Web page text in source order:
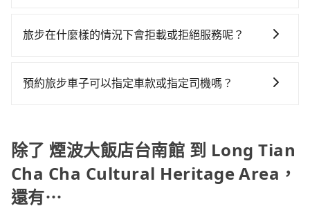
車或者要載其他乘客的人來說就有不小的風險。最後，
距離，在遇到下雨天或者載行李時，就顯得非常不便。
預約且品質穩定的tripool，可能更適合你。
淘汰顧客評分較低的司機，且車輛均要求5年內新車，司
因來自於自行研發的AI車輛調度演算法，能有效降低空
用到不熟悉的司機或者轉單給其他車行的情況比同行更
低，如此便反應在服務品質的控管會更佳。但tripool網
站上的價格是動態的，一般來說越早預訂價格越優，且
保證前一天中午以前均可全額取消退費，如已經決定好
指定車款服務的需求，可以先將您的需先提供旅步，會
旅步在什麼樣的情況下會拒載或拒絕服務呢？
原因，司機有權拒絕服務： 1) 當日搭車人數或行李超過
童的安全，依道路交通安全規則規定，四歲以下的孩童
必須乘坐兒童座椅。 3) 搭乘寵物友善專車卻沒有裝籠。
避免影響行車安全，請您務將寵物置入提籠或提袋內。
預約旅步車子可以指定車款或指定司機嗎？
booking@tripool.app聯繫我們，將有專人協助回覆確
認是否能協助安排。。
除了 煙波大飯店台南館 到 Long Tian
Cha Cha Cultural Heritage Area，
還有⋯